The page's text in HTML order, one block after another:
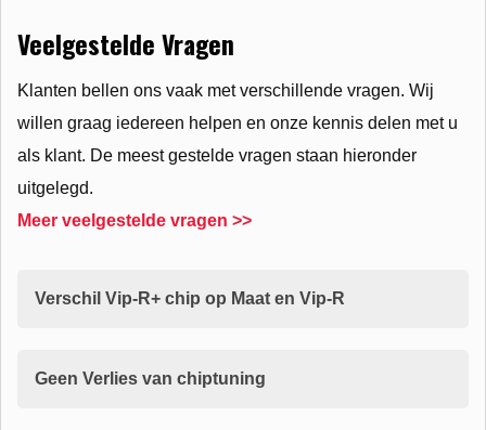
Veelgestelde Vragen
Klanten bellen ons vaak met verschillende vragen. Wij
willen graag iedereen helpen en onze kennis delen met u
als klant. De meest gestelde vragen staan hieronder
uitgelegd.
Meer veelgestelde vragen >>
Verschil Vip-R+ chip op Maat en Vip-R
Geen Verlies van chiptuning